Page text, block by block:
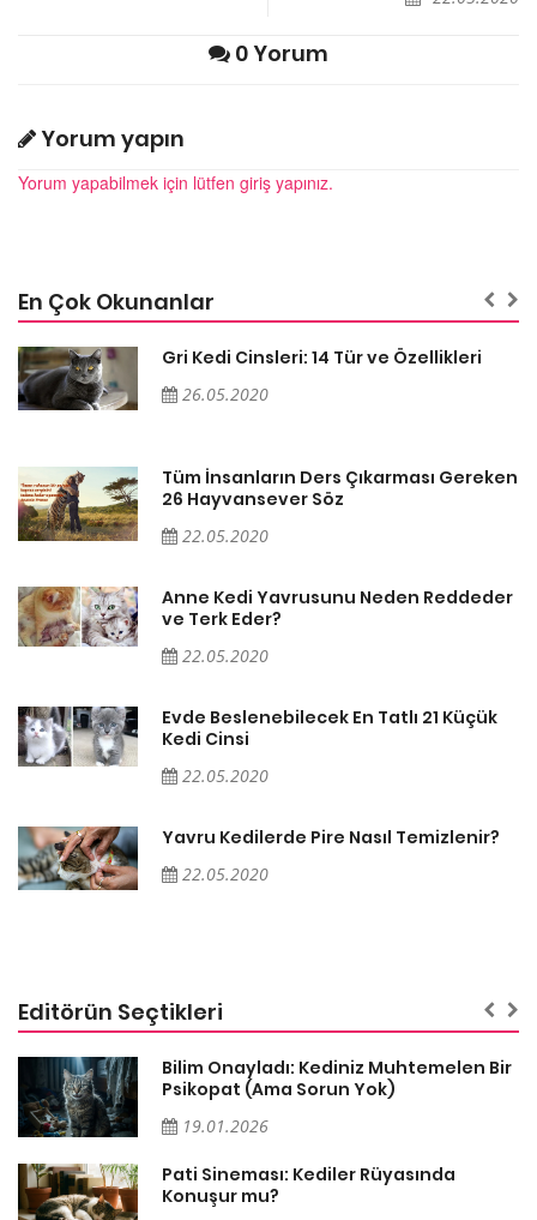
0 Yorum
Yorum yapın
Yorum yapabilmek için lütfen giriş yapınız.
En Çok Okunanlar
Gri Kedi Cinsleri: 14 Tür ve Özellikleri
26.05.2020
Tüm İnsanların Ders Çıkarması Gereken
26 Hayvansever Söz
22.05.2020
Anne Kedi Yavrusunu Neden Reddeder
ve Terk Eder?
22.05.2020
Evde Beslenebilecek En Tatlı 21 Küçük
Kedi Cinsi
22.05.2020
Yavru Kedilerde Pire Nasıl Temizlenir?
22.05.2020
Editörün Seçtikleri
Bilim Onayladı: Kediniz Muhtemelen Bir
Psikopat (Ama Sorun Yok)
19.01.2026
Pati Sineması: Kediler Rüyasında
Konuşur mu?